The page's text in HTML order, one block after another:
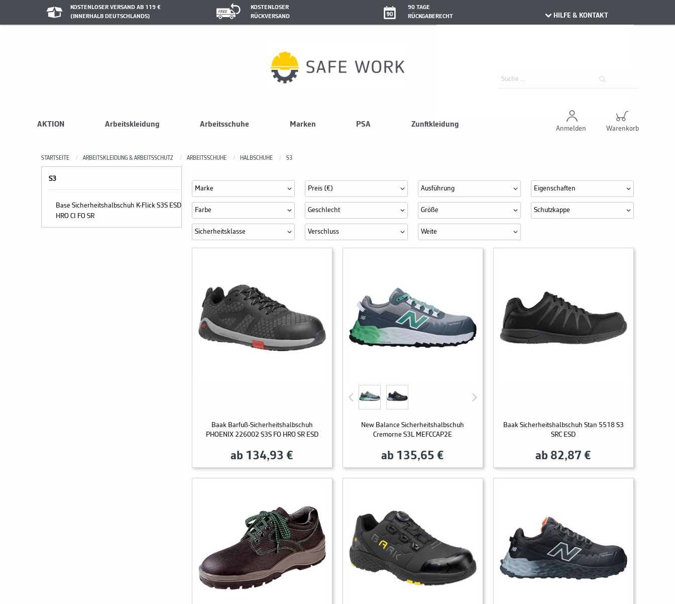
KOSTENLOSER VERSAND AB 119 €
(INNERHALB DEUTSCHLANDS)
KOSTENLOSER
RÜCKVERSAND
90 TAGE
RÜCKGABERECHT
HILFE & KONTAKT
AKTION Arbeitskleidung Arbeitsschuhe Marken PSA Zunftkleidung
Anmelden Warenkorb
STARTSEITE ARBEITSKLEIDUNG & ARBEITSSCHUTZ ARBEITSSCHUHE HALBSCHUHE S3
S3
Base Sicherheitshalbschuh K-Flick S3S ESD
HRO CI FO SR
Marke Preis (€) Ausführung Eigenschaften
Farbe Geschlecht Größe Schutzkappe
Sicherheitsklasse Verschluss Weite
Baak Barfuß-Sicherheitshalbschuh
PHOENIX 226002 S3S FO HRO SR ESD
ab 134,93 €
New Balance Sicherheitshalbschuh
Cremorne S3L MEFCCAP2E
ab 135,65 €
Baak Sicherheitshalbschuh Stan 5518 S3
SRC ESD
ab 82,87 €